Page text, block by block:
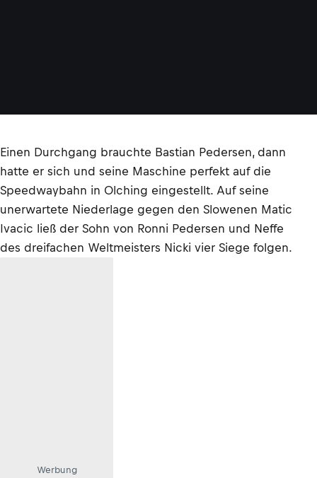
Einen Durchgang brauchte Bastian Pedersen, dann
hatte er sich und seine Maschine perfekt auf die
Speedwaybahn in Olching eingestellt. Auf seine
unerwartete Niederlage gegen den Slowenen Matic
Ivacic ließ der Sohn von Ronni Pedersen und Neffe
des dreifachen Weltmeisters Nicki vier Siege folgen.
Werbung